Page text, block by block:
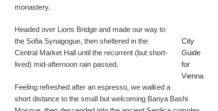
monastery.
City
Guide
for
Vienna
Headed over Lions Bridge and made our way to
the Sofia Synagogue, then sheltered in the
Central Market Hall until the recurrent (but short-
lived) mid-afternoon rain passed.
Feeling refreshed after an espresso, we walked a
short distance to the small but welcoming Banya Bashi